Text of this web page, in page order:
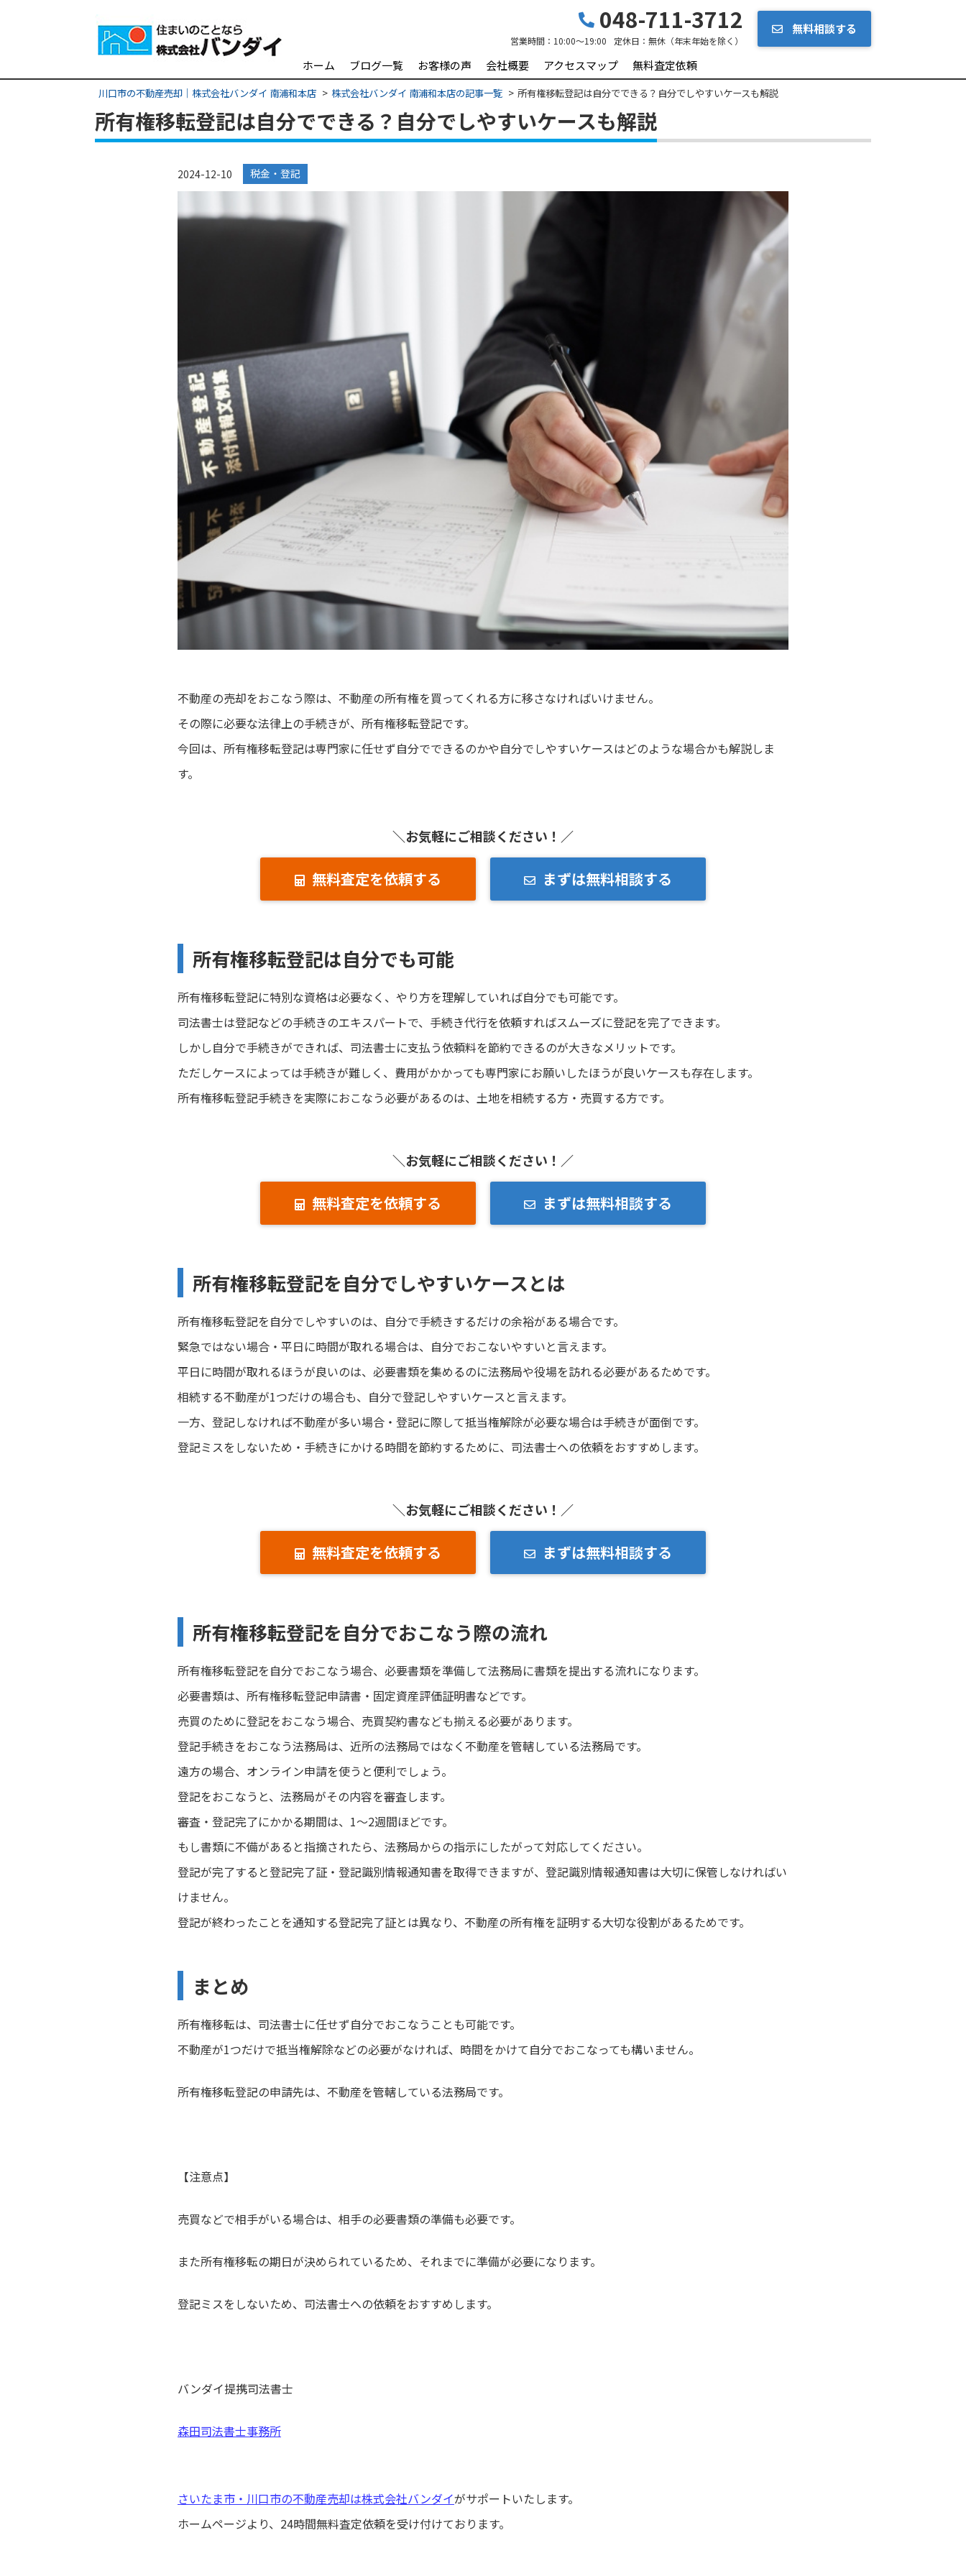
048-711-3712
営業時間： 10:00～19:00 定休日： 無休（年末年始を除く）
無料相談する
ホーム ブログ一覧 お客様の声 会社概要 アクセスマップ 無料査定依頼
川口市の不動産売却｜株式会社バンダイ 南浦和本店 株式会社バンダイ 南浦和本店の記事一覧 所有権移転登記は自分でできる？自分でしやすいケースも解説
所有権移転登記は自分でできる？自分でしやすいケースも解説
2024-12-10 税金・登記
不動産の売却をおこなう際は、不動産の所有権を買ってくれる方に移さなければいけません。
その際に必要な法律上の手続きが、所有権移転登記です。
今回は、所有権移転登記は専門家に任せず自分でできるのかや自分でしやすいケースはどのような場合かも解説しま
す。
＼お気軽にご相談ください！／
無料査定を依頼する まずは無料相談する
所有権移転登記は自分でも可能
所有権移転登記に特別な資格は必要なく、やり方を理解していれば自分でも可能です。
司法書士は登記などの手続きのエキスパートで、手続き代行を依頼すればスムーズに登記を完了できます。
しかし自分で手続きができれば、司法書士に支払う依頼料を節約できるのが大きなメリットです。
ただしケースによっては手続きが難しく、費用がかかっても専門家にお願いしたほうが良いケースも存在します。
所有権移転登記手続きを実際におこなう必要があるのは、土地を相続する方・売買する方です。
＼お気軽にご相談ください！／
無料査定を依頼する まずは無料相談する
所有権移転登記を自分でしやすいケースとは
所有権移転登記を自分でしやすいのは、自分で手続きするだけの余裕がある場合です。
緊急ではない場合・平日に時間が取れる場合は、自分でおこないやすいと言えます。
平日に時間が取れるほうが良いのは、必要書類を集めるのに法務局や役場を訪れる必要があるためです。
相続する不動産が1つだけの場合も、自分で登記しやすいケースと言えます。
一方、登記しなければ不動産が多い場合・登記に際して抵当権解除が必要な場合は手続きが面倒です。
登記ミスをしないため・手続きにかける時間を節約するために、司法書士への依頼をおすすめします。
＼お気軽にご相談ください！／
無料査定を依頼する まずは無料相談する
所有権移転登記を自分でおこなう際の流れ
所有権移転登記を自分でおこなう場合、必要書類を準備して法務局に書類を提出する流れになります。
必要書類は、所有権移転登記申請書・固定資産評価証明書などです。
売買のために登記をおこなう場合、売買契約書なども揃える必要があります。
登記手続きをおこなう法務局は、近所の法務局ではなく不動産を管轄している法務局です。
遠方の場合、オンライン申請を使うと便利でしょう。
登記をおこなうと、法務局がその内容を審査します。
審査・登記完了にかかる期間は、1～2週間ほどです。
もし書類に不備があると指摘されたら、法務局からの指示にしたがって対応してください。
登記が完了すると登記完了証・登記識別情報通知書を取得できますが、登記識別情報通知書は大切に保管しなければい
けません。
登記が終わったことを通知する登記完了証とは異なり、不動産の所有権を証明する大切な役割があるためです。
まとめ
所有権移転は、司法書士に任せず自分でおこなうことも可能です。
不動産が1つだけで抵当権解除などの必要がなければ、時間をかけて自分でおこなっても構いません。
所有権移転登記の申請先は、不動産を管轄している法務局です。
【注意点】
売買などで相手がいる場合は、相手の必要書類の準備も必要です。
また所有権移転の期日が決められているため、それまでに準備が必要になります。
登記ミスをしないため、司法書士への依頼をおすすめします。
バンダイ提携司法書士
森田司法書士事務所
さいたま市・川口市の不動産売却は株式会社バンダイがサポートいたします。
ホームページより、24時間無料査定依頼を受け付けております。